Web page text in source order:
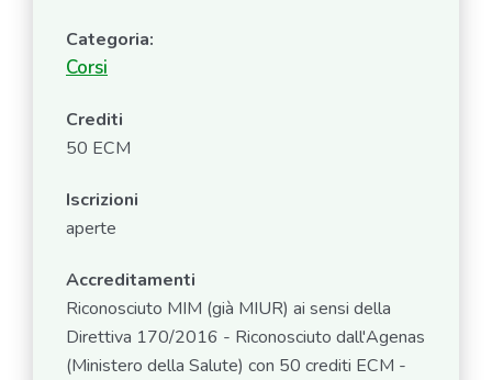
Categoria:
Corsi
Crediti
50 ECM
Iscrizioni
aperte
Accreditamenti
Riconosciuto MIM (già MIUR) ai sensi della
Direttiva 170/2016 - Riconosciuto dall'Agenas
(Ministero della Salute) con 50 crediti ECM -